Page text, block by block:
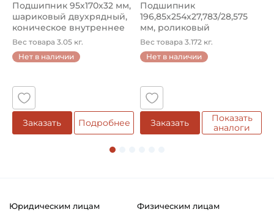
Подшипник 95х170х32 мм,
шариковый двухрядный,
коническое внутреннее
кол...
Вес товара 3.05 кг.
Нет в наличии
Заказать Подробнее
Подшипник
196,85х254х27,783/28,575
мм, роликовый
однорядный конический
...
Вес товара 3.172 кг.
Нет в наличии
Заказать
Показать
аналоги
Юридическим лицам
Физическим лицам